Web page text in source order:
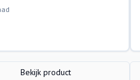
Bekijk product